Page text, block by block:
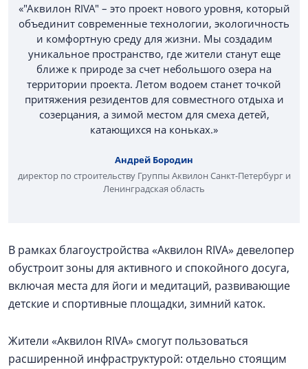
«"Аквилон RIVA" – это проект нового уровня, который
объединит современные технологии, экологичность
и комфортную среду для жизни. Мы создадим
уникальное пространство, где жители станут еще
ближе к природе за счет небольшого озера на
территории проекта. Летом водоем станет точкой
притяжения резидентов для совместного отдыха и
созерцания, а зимой местом для смеха детей,
катающихся на коньках.»
Андрей Бородин
директор по строительству Группы Аквилон Санкт-Петербург и
Ленинградская область
В рамках благоустройства «Аквилон RIVA» девелопер
обустроит зоны для активного и спокойного досуга,
включая места для йоги и медитаций, развивающие
детские и спортивные площадки, зимний каток.
Жители «Аквилон RIVA» смогут пользоваться
расширенной инфраструктурой: отдельно стоящим